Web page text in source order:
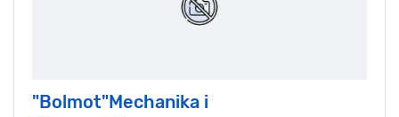
"Bolmot"Mechanika i